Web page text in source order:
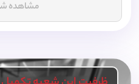
مشاهده